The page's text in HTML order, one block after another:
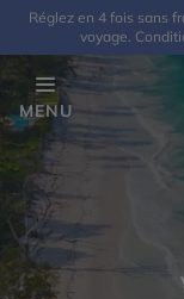
Réglez en 4 fois sans
voyage.
MENU